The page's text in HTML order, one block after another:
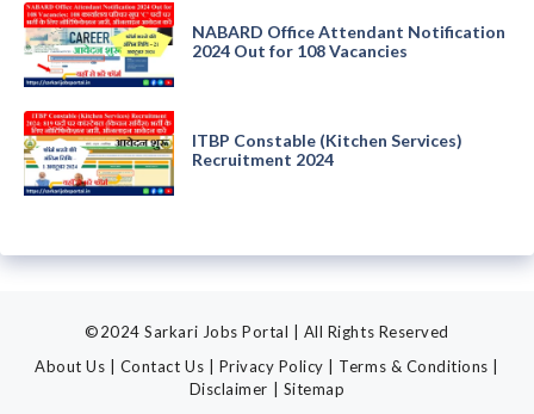
NABARD Office Attendant Notification
2024 Out for 108 Vacancies
ITBP Constable (Kitchen Services)
Recruitment 2024
©2024 Sarkari Jobs Portal | All Rights Reserved
About Us
Contact Us Privacy Policy Terms & Conditions
Disclaimer
Sitemap